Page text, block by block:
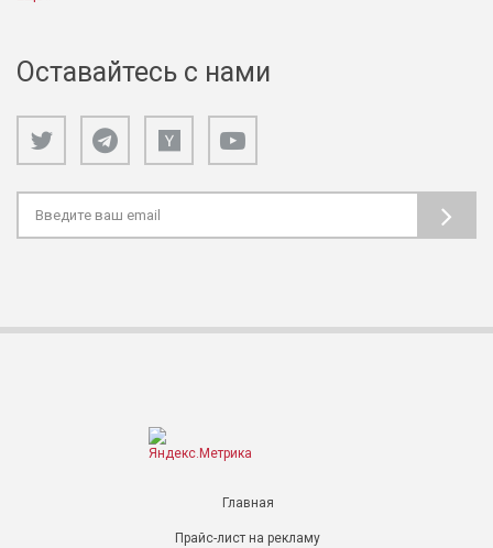
Оставайтесь с нами
Главная
Прайс-лист на рекламу